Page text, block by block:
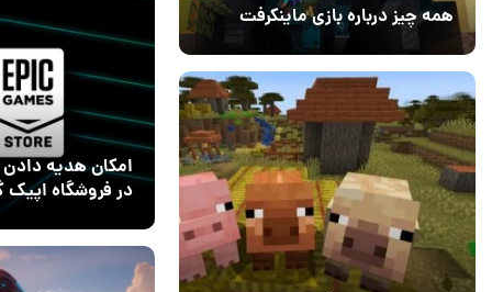
همه چیز درباره بازی ماینکرفت
امکان هدیه دادن
در فروشگاه اپیک